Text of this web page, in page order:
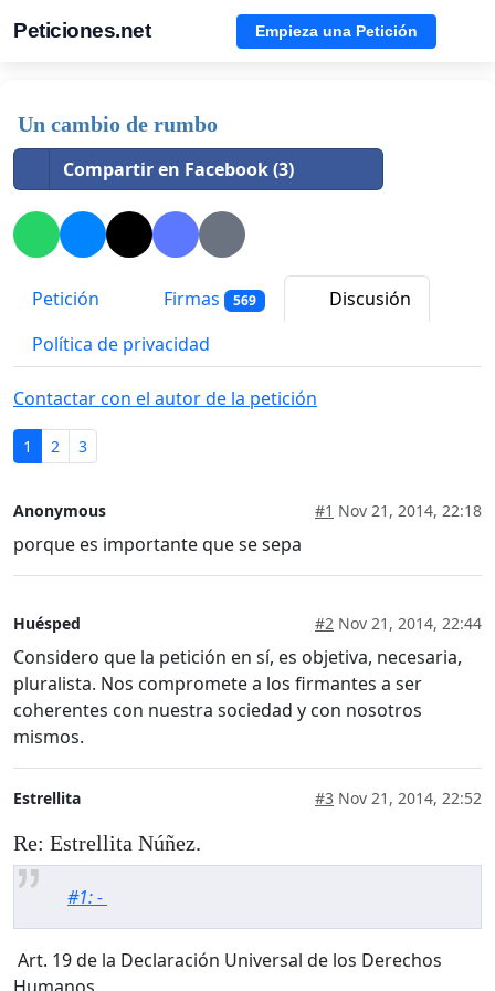
Peticiones.net Empieza una Petición
Un cambio de rumbo
Compartir en Facebook (3)
Petición Firmas 569
Discusión
Política de privacidad
Contactar con el autor de la petición
1 2 3
Anonymous #1 Nov 21, 2014, 22:18
porque es importante que se sepa
Huésped #2 Nov 21, 2014, 22:44
Considero que la petición en sí, es objetiva, necesaria,
pluralista. Nos compromete a los firmantes a ser
coherentes con nuestra sociedad y con nosotros
mismos.
Estrellita #3 Nov 21, 2014, 22:52
Re: Estrellita Núñez.
#1: -
Art. 19 de la Declaración Universal de los Derechos
Humanos.